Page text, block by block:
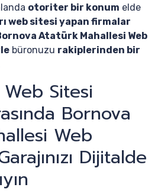
otoriter bir konum elde
web sitesi yapan firmalar
Atatürk Mahallesi Web
büronuzu rakiplerinden bir
Sitesi
Bornova
Web
Dijitalde